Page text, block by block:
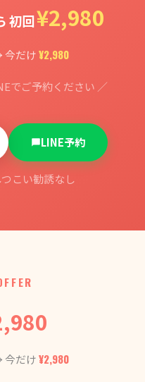
初回¥2,980
だけ¥2,980
でご予約ください ／
LINE予約
こい勧誘なし
だけ¥2,980